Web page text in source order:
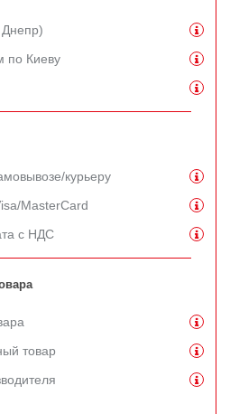
по Киеву
курьеру
MasterCard
с НДС
товар